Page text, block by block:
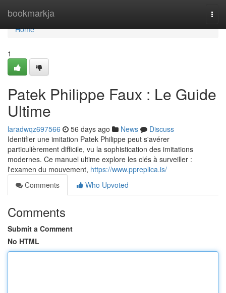
bookmarkja
Home
Home
1
Patek Philippe Faux : Le Guide
Ultime
laradwqz697566 56 days ago News
Discuss
Identifier une imitation Patek Philippe peut s'avérer
particulièrement difficile, vu la sophistication des imitations
modernes. Ce manuel ultime explore les clés à surveiller :
l'examen du mouvement, https://www.ppreplica.is/
Comments
Who Upvoted
Comments
Submit a Comment
No HTML